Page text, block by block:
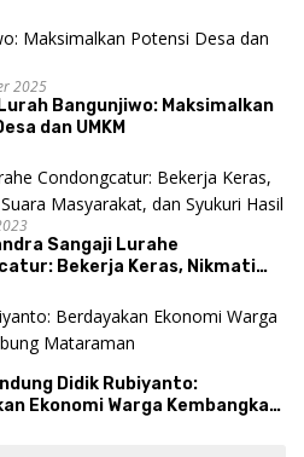
2025
Bangunjiwo: Maksimalkan
dan UMKM
Sangaji Lurahe
Bekerja Keras, Nikmati
Hasil
Didik Rubiyanto:
Ekonomi Warga Kembangkan